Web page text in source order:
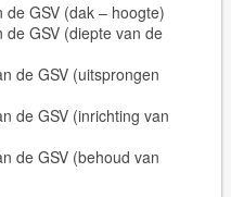
GSV (dak – hoogte)
GSV (diepte van de
de GSV (uitsprongen
de GSV (inrichting van
de GSV (behoud van